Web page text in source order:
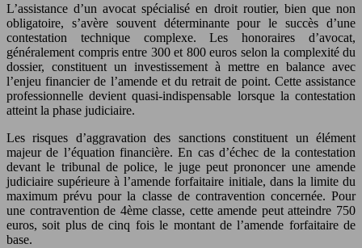
L’assistance d’un avocat spécialisé en droit routier, bien que non
obligatoire, s’avère souvent déterminante pour le succès d’une
contestation technique complexe. Les honoraires d’avocat,
généralement compris entre 300 et 800 euros selon la complexité du
dossier, constituent un investissement à mettre en balance avec
l’enjeu financier de l’amende et du retrait de point. Cette assistance
professionnelle devient quasi-indispensable lorsque la contestation
atteint la phase judiciaire.
Les risques d’aggravation des sanctions constituent un élément
majeur de l’équation financière. En cas d’échec de la contestation
devant le tribunal de police, le juge peut prononcer une amende
judiciaire supérieure à l’amende forfaitaire initiale, dans la limite du
maximum prévu pour la classe de contravention concernée. Pour
une contravention de 4ème classe, cette amende peut atteindre 750
euros, soit plus de cinq fois le montant de l’amende forfaitaire de
base.